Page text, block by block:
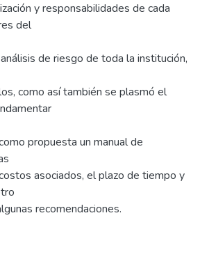
y responsabilidades de cada
del
de riesgo de toda la institución,
como así también se plasmó el
propuesta un manual de
asociados, el plazo de tiempo y
recomendaciones.